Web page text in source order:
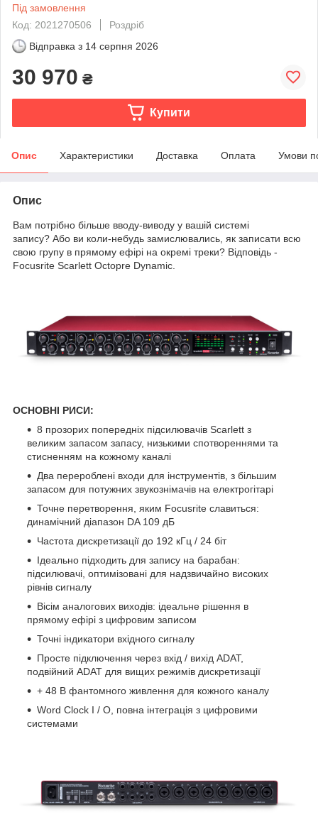
Під замовлення
Код: 2021270506
Роздріб
Відправка з 14 серпня 2026
30 970 ₴
Купити
Опис Характеристики Доставка Оплата Умови
Опис
Вам потрібно більше вводу-виводу у вашій системі
запису? Або ви коли-небудь замислювались, як записати всю
свою групу в прямому ефірі на окремі треки? Відповідь -
Focusrite Scarlett Octopre Dynamic.
ОСНОВНІ РИСИ:
8 прозорих попередніх підсилювачів Scarlett з
великим запасом запасу, низькими спотвореннями та
стисненням на кожному каналі
Два перероблені входи для інструментів, з більшим
запасом для потужних звукознімачів на електрогітарі
Точне перетворення, яким Focusrite славиться:
динамічний діапазон DA 109 дБ
Частота дискретизації до 192 кГц / 24 біт
Ідеально підходить для запису на барабан:
підсилювачі, оптимізовані для надзвичайно високих
рівнів сигналу
Вісім аналогових виходів: ідеальне рішення в
прямому ефірі з цифровим записом
Точні індикатори вхідного сигналу
Просте підключення через вхід / вихід ADAT,
подвійний ADAT для вищих режимів дискретизації
+ 48 В фантомного живлення для кожного каналу
Word Clock I / O, повна інтеграція з цифровими
системами